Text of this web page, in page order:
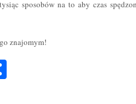
sposobów na to aby czas
znajomym!